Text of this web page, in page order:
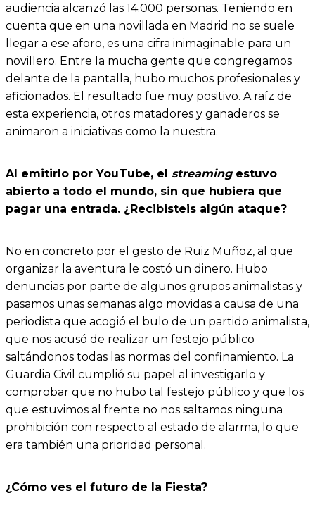
audiencia alcanzó las 14.000 personas. Teniendo en
cuenta que en una novillada en Madrid no se suele
llegar a ese aforo, es una cifra inimaginable para un
novillero. Entre la mucha gente que congregamos
delante de la pantalla, hubo muchos profesionales y
aficionados. El resultado fue muy positivo. A raíz de
esta experiencia, otros matadores y ganaderos se
animaron a iniciativas como la nuestra.
Al emitirlo por YouTube, el streamingestuvo
abierto a todo el mundo, sin que hubiera que
pagar una entrada. ¿Recibisteis algún ataque?
No en concreto por el gesto de Ruiz Muñoz, al que
organizar la aventura le costó un dinero. Hubo
denuncias por parte de algunos grupos animalistas y
pasamos unas semanas algo movidas a causa de una
periodista que acogió el bulo de un partido animalista,
que nos acusó de realizar un festejo público
saltándonos todas las normas del confinamiento. La
Guardia Civil cumplió su papel al investigarlo y
comprobar que no hubo tal festejo público y que los
que estuvimos al frente no nos saltamos ninguna
prohibición con respecto al estado de alarma, lo que
era también una prioridad personal.
¿Cómo ves el futuro de la Fiesta?